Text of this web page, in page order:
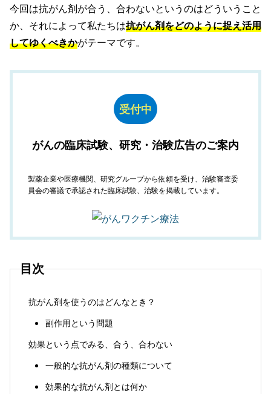
今回は抗がん剤が合う、合わないというのはどういうこと
か、それによって私たちは抗がん剤をどのように捉え活用
してゆくべきかがテーマです。
受付中
がんの臨床試験、研究・治験広告のご案内
製薬企業や医療機関、研究グループから依頼を受け、治験審査委
員会の審議で承認された臨床試験、治験を掲載しています。
目次
抗がん剤を使うのはどんなとき？
副作用という問題
効果という点でみる、合う、合わない
一般的な抗がん剤の種類について
効果的な抗がん剤とは何か